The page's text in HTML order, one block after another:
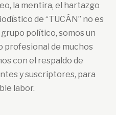
la mentira, el hartazgo
de “TUCÁN” no es
político, somos un
profesional de muchos
con el respaldo de
y suscriptores, para
labor.